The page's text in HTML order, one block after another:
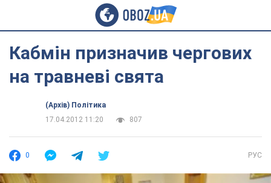
Кабмін призначив чергових
на травневі свята
(Архів) Політика
17.04.2012 11:20
807
0 РУС